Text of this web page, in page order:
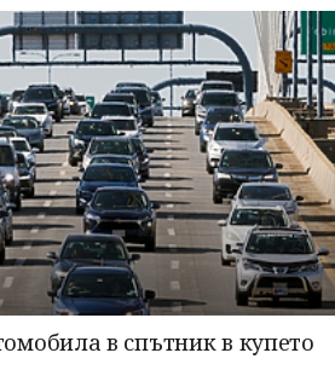
в спътник в купето